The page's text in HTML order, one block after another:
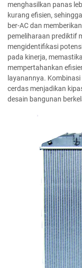
menghasilkan panas
kurang efisien,
ber-AC dan
pemeliharaan prediktif
mengidentifikasi
pada kinerja,
mempertahankan
layanannya.
cerdas menjadikan
desain bangunan